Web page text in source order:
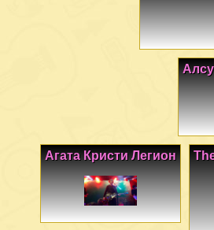
Агата Кристи Легион